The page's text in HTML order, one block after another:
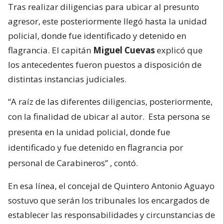
Tras realizar diligencias para ubicar al presunto
agresor, este posteriormente llegó hasta la unidad
policial, donde fue identificado y detenido en
flagrancia. El capitán Miguel Cuevasexplicó que
los antecedentes fueron puestos a disposición de
distintas instancias judiciales.
“A raíz de las diferentes diligencias, posteriormente,
con la finalidad de ubicar al autor. Esta persona se
presenta en la unidad policial, donde fue
identificado y fue detenido en flagrancia por
personal de Carabineros” , contó.
En esa línea, el concejal de Quintero Antonio Aguayo
sostuvo que serán los tribunales los encargados de
establecer las responsabilidades y circunstancias de